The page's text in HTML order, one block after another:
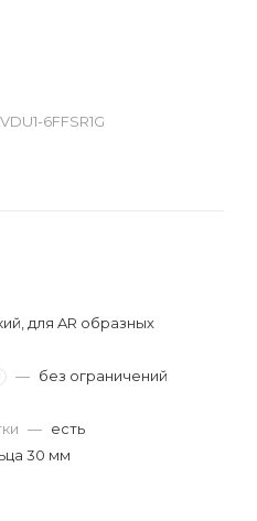
VDU1-6FFSR1G
для AR образных
— без ограничений
— есть
30 мм